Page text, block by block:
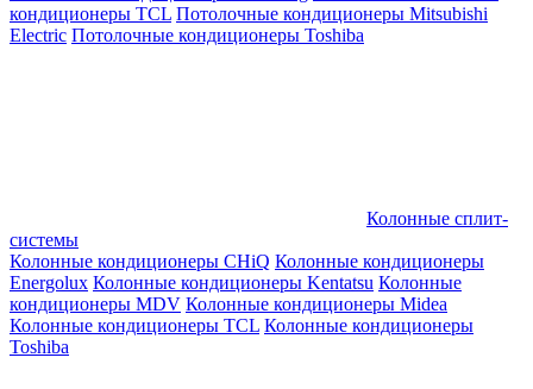
кондиционеры TCL Потолочные кондиционеры Mitsubishi
Electric Потолочные кондиционеры Toshiba
Колонные сплит-
системы
Колонные кондиционеры CHiQ Колонные кондиционеры
Energolux Колонные кондиционеры Kentatsu Колонные
кондиционеры MDV Колонные кондиционеры Midea
Колонные кондиционеры TCL Колонные кондиционеры
Toshiba